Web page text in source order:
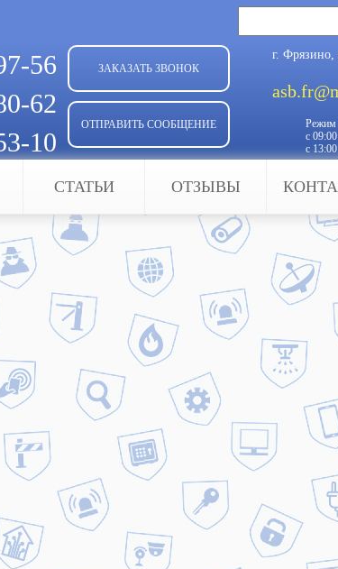
56
62
10
ЗАКАЗАТЬ ЗВОНОК
ОТПРАВИТЬ СООБЩЕНИЕ
г.
Режим
с
с
СТАТЬИ ОТЗЫВЫ
комфорта в любое время года и
полную комплектацию системы, а также
согласно ваших пожеланий и